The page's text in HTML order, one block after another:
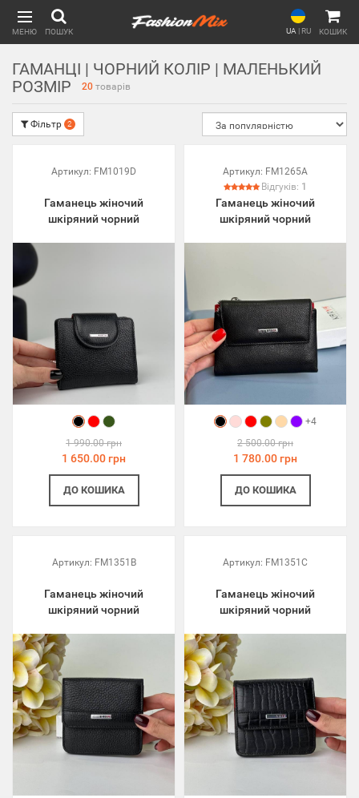
МЕНЮ ПОШУК UA | RU КОШИК
ГАМАНЦІ | ЧОРНИЙ КОЛІР | МАЛЕНЬКИЙ
РОЗМІР
20 товарів
Фільтр 2
Артикул: FM1019D
Гаманець жіночий
шкіряний чорний
1 990.00 грн
1 650.00 грн
ДО КОШИКА
Артикул: FM1265A
Відгуків: 1
Гаманець жіночий
шкіряний чорний
+4
2 500.00 грн
1 780.00 грн
ДО КОШИКА
Артикул: FM1351B
Гаманець жіночий
шкіряний чорний
Артикул: FM1351C
Гаманець жіночий
шкіряний чорний